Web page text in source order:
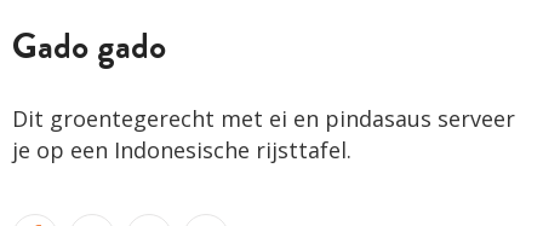
Gado gado
Dit groentegerecht met ei en pindasaus serveer
je op een Indonesische rijsttafel.